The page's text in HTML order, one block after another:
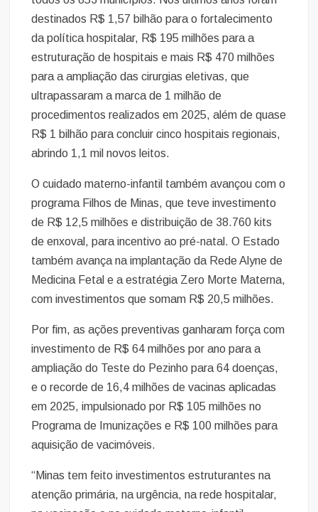
destinados R$ 1,57 bilhão para o fortalecimento
da política hospitalar, R$ 195 milhões para a
estruturação de hospitais e mais R$ 470 milhões
para a ampliação das cirurgias eletivas, que
ultrapassaram a marca de 1 milhão de
procedimentos realizados em 2025, além de quase
R$ 1 bilhão para concluir cinco hospitais regionais,
abrindo 1,1 mil novos leitos.
O cuidado materno-infantil também avançou com o
programa Filhos de Minas, que teve investimento
de R$ 12,5 milhões e distribuição de 38.760 kits
de enxoval, para incentivo ao pré-natal. O Estado
também avança na implantação da Rede Alyne de
Medicina Fetal e a estratégia Zero Morte Materna,
com investimentos que somam R$ 20,5 milhões.
Por fim, as ações preventivas ganharam força com
investimento de R$ 64 milhões por ano para a
ampliação do Teste do Pezinho para 64 doenças,
e o recorde de 16,4 milhões de vacinas aplicadas
em 2025, impulsionado por R$ 105 milhões no
Programa de Imunizações e R$ 100 milhões para
aquisição de vacimóveis.
“Minas tem feito investimentos estruturantes na
atenção primária, na urgência, na rede hospitalar,